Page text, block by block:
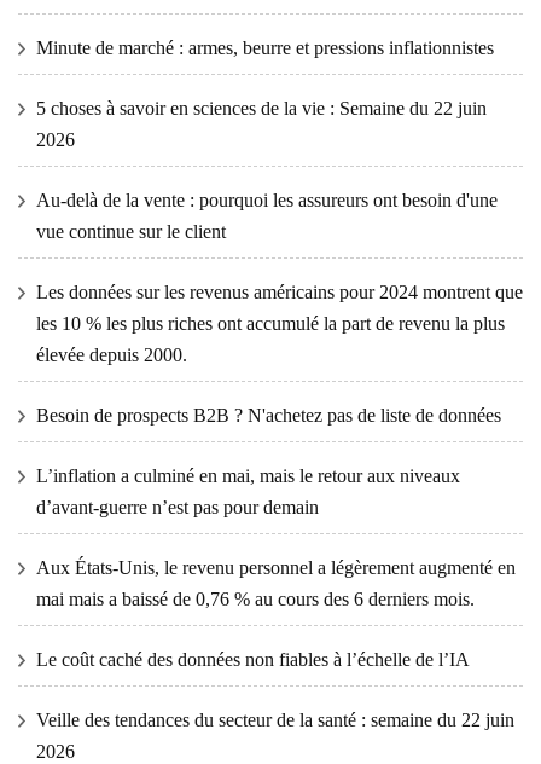
Minute de marché : armes, beurre et pressions inflationnistes
5 choses à savoir en sciences de la vie : Semaine du 22 juin
2026
Au-delà de la vente : pourquoi les assureurs ont besoin d'une
vue continue sur le client
Les données sur les revenus américains pour 2024 montrent que
les 10 % les plus riches ont accumulé la part de revenu la plus
élevée depuis 2000.
Besoin de prospects B2B ? N'achetez pas de liste de données
L’inflation a culminé en mai, mais le retour aux niveaux
d’avant-guerre n’est pas pour demain
Aux États-Unis, le revenu personnel a légèrement augmenté en
mai mais a baissé de 0,76 % au cours des 6 derniers mois.
Le coût caché des données non fiables à l’échelle de l’IA
Veille des tendances du secteur de la santé : semaine du 22 juin
2026